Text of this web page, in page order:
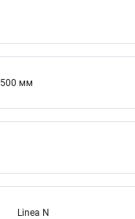
500 мм
Linea N